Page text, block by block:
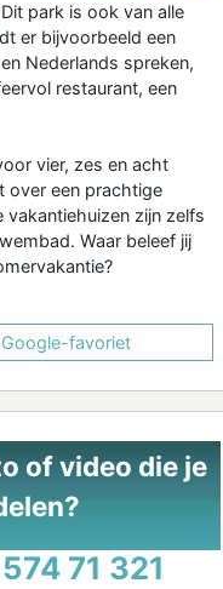
park is ook van alle
er bijvoorbeeld een
Nederlands spreken,
restaurant, een
vier, zes en acht
over een prachtige
vakantiehuizen zijn zelfs
Waar beleef jij
favoriet
of video die je
71 321